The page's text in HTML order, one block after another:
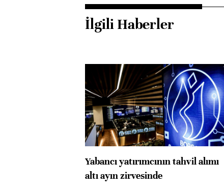
İlgili Haberler
Yabancı yatırımcının tahvil alımı
altı ayın zirvesinde